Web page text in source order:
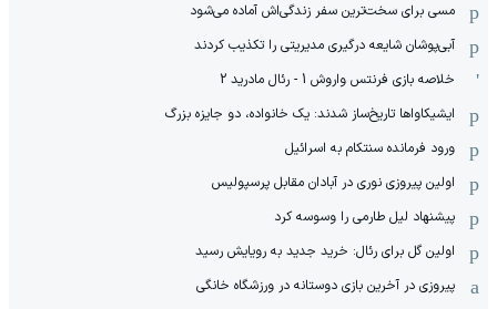
مسی برای سخت‌ترین سفر زندگی‌اش آماده می‌شود
آبی‌پوشان شایعه درگیری مدیریتی را تکذیب کردند
خلاصه بازی فرنتس واروش 1 - رئال مادرید 2
ایشیکاوا‌ها تاریخ‌ساز شدند: یک خانواده، دو جایزه بزرگ
ورود فرمانده سنتکام به اسرائیل
اولین پیروزی نوری در آبادان مقابل پرسپولیس
پیشنهاد لیل طارمی را وسوسه کرد
اولین گل برای رئال: خرید جدید به رویایش رسید
پیروزی در آخرین بازی دوستانه در ورزشگاه خانگی